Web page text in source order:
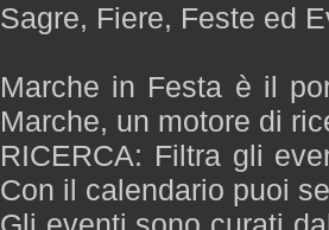
Sagre, Fiere, Feste ed
Marche in Festa è il
Marche, un motore di
RICERCA: Filtra gli
Con il calendario puoi